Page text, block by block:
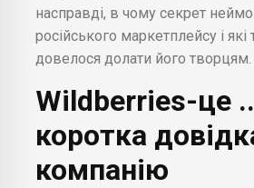
насправді, в чому секрет
російського маркетплейсу і які
довелося долати його творцям.
Wildberries-це
коротка
компанію